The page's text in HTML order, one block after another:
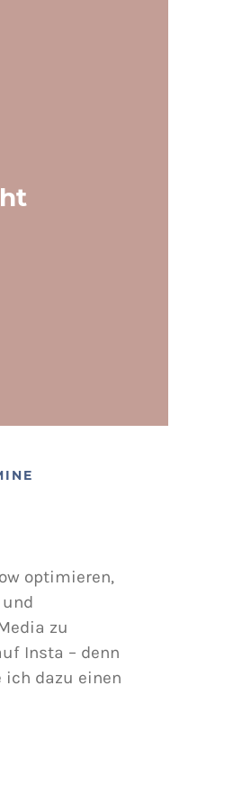
optimieren,
zu
Insta – denn
ich dazu einen